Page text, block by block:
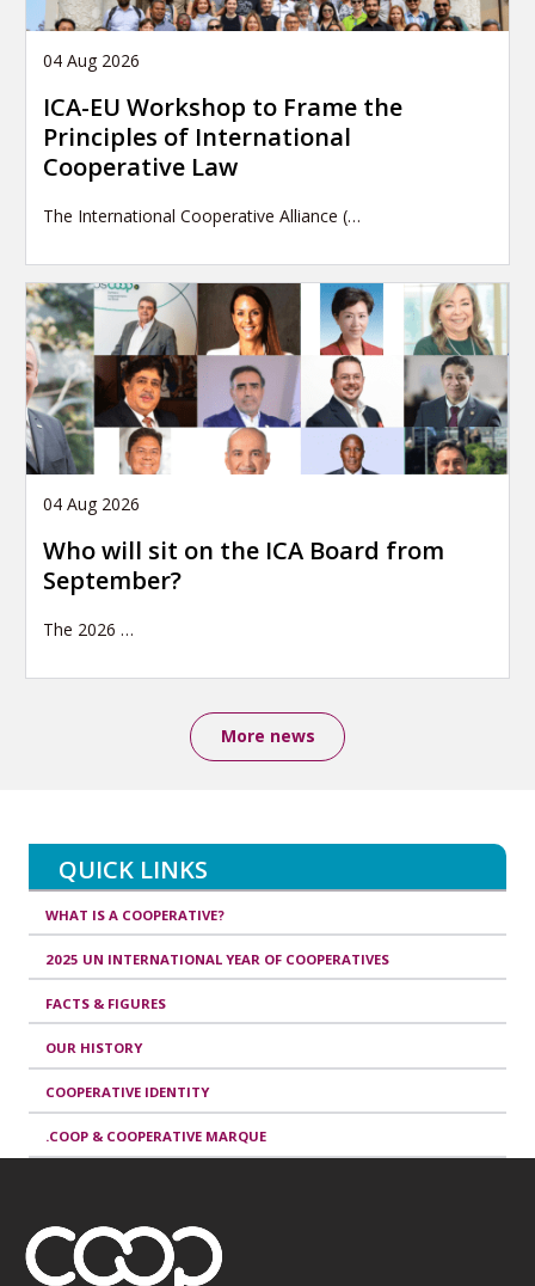
04 Aug 2026
ICA-EU Workshop to Frame the
Principles of International
Cooperative Law
The International Cooperative Alliance (…
04 Aug 2026
Who will sit on the ICA Board from
September?
The 2026 …
More news
QUICK LINKS
WHAT IS A COOPERATIVE?
2025 UN INTERNATIONAL YEAR OF COOPERATIVES
FACTS & FIGURES
OUR HISTORY
COOPERATIVE IDENTITY
.COOP & COOPERATIVE MARQUE